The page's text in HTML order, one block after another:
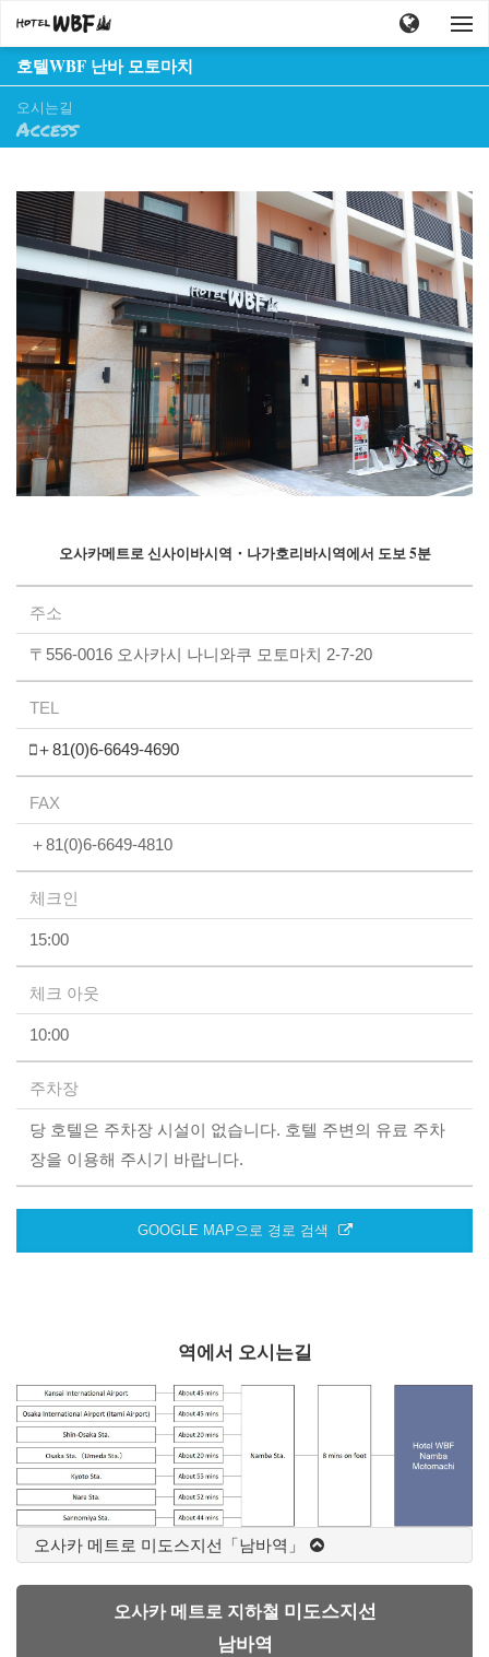
호텔WBF 난바 모토마치
오시는길
Access
오사카메트로 신사이바시역・나가호리바시역에서 도보 5분
주소
〒556-0016 오사카시 나니와쿠 모토마치 2-7-20
TEL
＋81(0)6-6649-4690
FAX
＋81(0)6-6649-4810
체크인
15:00
체크 아웃
10:00
주차장
당 호텔은 주차장 시설이 없습니다. 호텔 주변의 유료 주차
장을 이용해 주시기 바랍니다.
GOOGLE MAP으로 경로 검색
역에서 오시는길
오사카 메트로 미도스지선「남바역」
오사카 메트로 지하철 미도스지선
남바역